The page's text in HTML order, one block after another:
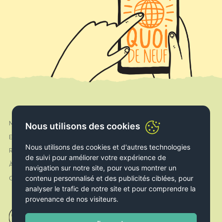
Nous utilisons des cookies
Nous utilisons des cookies et d'autres technologies
de suivi pour améliorer votre expérience de
navigation sur notre site, pour vous montrer un
contenu personnalisé et des publicités ciblées, pour
analyser le trafic de notre site et pour comprendre la
provenance de nos visiteurs.
Mon compte
Expédition & Livraison
Retours & Echanges
À propos de nous
Contact
Facebook